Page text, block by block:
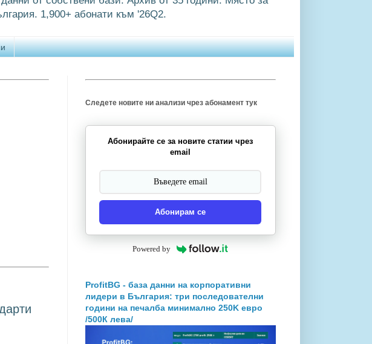
1,900+ абонати към '26Q2.
Следете новите ни анализи чрез абонамент тук
Абонирайте се за новите статии чрез
email
Абонирам се
Powered by
ProfitBG - база данни на корпоративни
лидери в България: три последователни
години на печалба минимално 250K евро
/500К лева/